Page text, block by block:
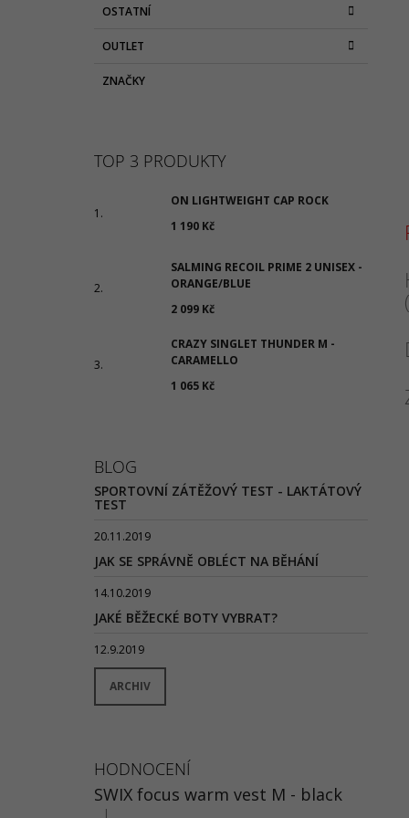
OSTATNÍ
OUTLET
ZNAČKY
TOP 3 PRODUKTY
ON LIGHTWEIGHT CAP ROCK
1 190 Kč
SALMING RECOIL PRIME 2 UNISEX -
ORANGE/BLUE
2 099 Kč
CRAZY SINGLET THUNDER M -
CARAMELLO
1 065 Kč
BLOG
SPORTOVNÍ ZÁTĚŽOVÝ TEST - LAKTÁTOVÝ
TEST
20.11.2019
JAK SE SPRÁVNĚ OBLÉCT NA BĚHÁNÍ
14.10.2019
JAKÉ BĚŽECKÉ BOTY VYBRAT?
12.9.2019
ARCHIV
HODNOCENÍ
SWIX focus warm vest M - black
|